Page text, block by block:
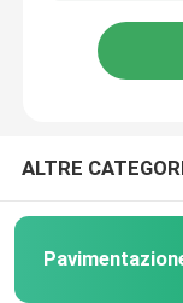
ALTRE